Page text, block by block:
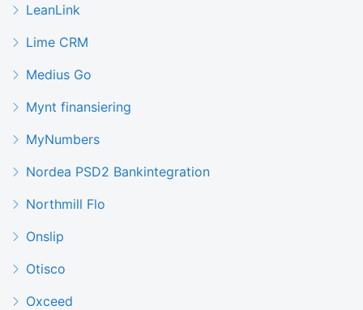
LeanLink
Lime CRM
Medius Go
Mynt finansiering
MyNumbers
Nordea PSD2 Bankintegration
Northmill Flo
Onslip
Otisco
Oxceed